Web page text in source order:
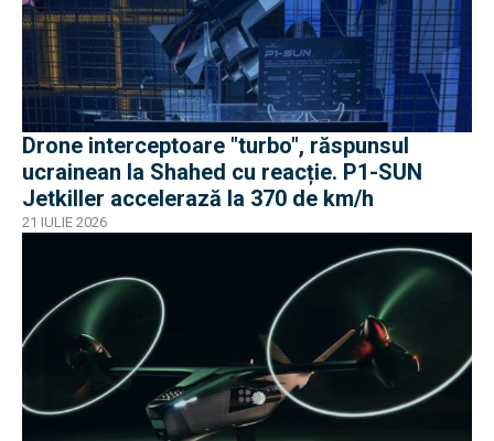
Drone interceptoare "turbo", răspunsul
ucrainean la Shahed cu reacție. P1-SUN
Jetkiller accelerază la 370 de km/h
21 IULIE 2026